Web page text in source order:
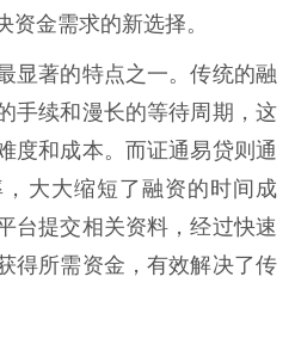
金需求的新选择。
显著的特点之一。传统的融
手续和漫长的等待周期，这
度和成本。而证通易贷则通
大大缩短了融资的时间成
台提交相关资料，经过快速
得所需资金，有效解决了传